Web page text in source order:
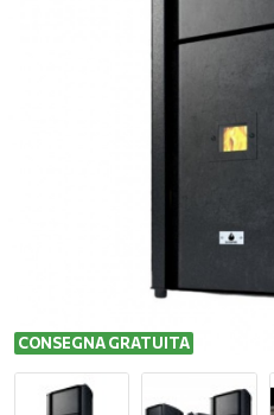
CONSEGNA GRATUITA